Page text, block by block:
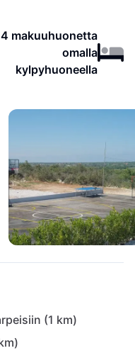
4 makuuhuonetta
omalla
kylpyhuoneella
(1 km)